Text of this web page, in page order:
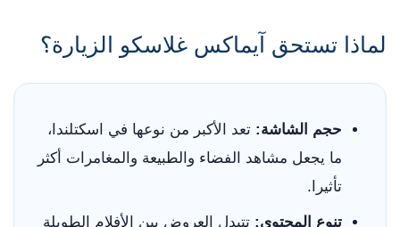
لماذا تستحق آيماكس غلاسكو الزيارة؟
حجم الشاشة: تعد الأكبر من نوعها في اسكتلندا،
ما يجعل مشاهد الفضاء والطبيعة والمغامرات أكثر
تأثيرا.
تنوع المحتوى: تتبدل العروض بين الأفلام الطويلة